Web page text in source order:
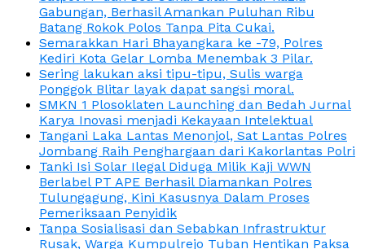
Gabungan, Berhasil Amankan Puluhan Ribu
Batang Rokok Polos Tanpa Pita Cukai.
Semarakkan Hari Bhayangkara ke -79, Polres
Kediri Kota Gelar Lomba Menembak 3 Pilar.
Sering lakukan aksi tipu-tipu, Sulis warga
Ponggok Blitar layak dapat sangsi moral.
SMKN 1 Plosoklaten Launching dan Bedah Jurnal
Karya Inovasi menjadi Kekayaan Intelektual
Tangani Laka Lantas Menonjol, Sat Lantas Polres
Jombang Raih Penghargaan dari Kakorlantas Polri
Tanki Isi Solar Ilegal Diduga Milik Kaji WWN
Berlabel PT APE Berhasil Diamankan Polres
Tulungagung, Kini Kasusnya Dalam Proses
Pemeriksaan Penyidik
Tanpa Sosialisasi dan Sebabkan Infrastruktur
Rusak, Warga Kumpulrejo Tuban Hentikan Paksa